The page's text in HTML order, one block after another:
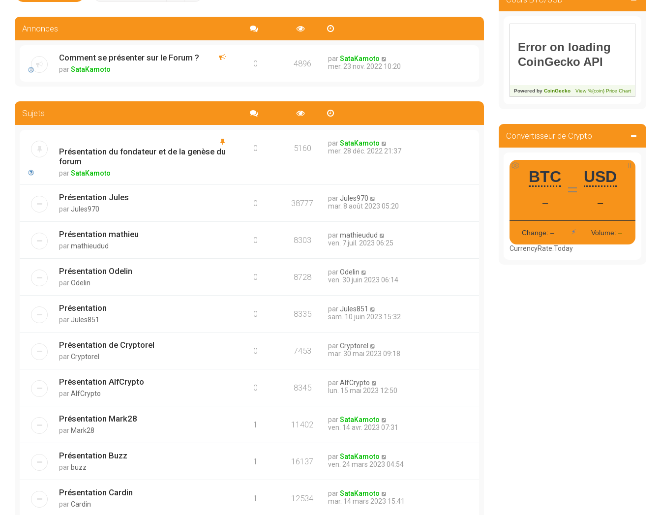
Annonces
Comment se présenter sur le Forum ?
parSataKamoto
0 4896 parSataKamoto
mer. 23 nov. 2022 10:20
Sujets
Présentation du fondateur et de la genèse du
forum
parSataKamoto
0 5160 parSataKamoto
mer. 28 déc. 2022 21:37
Présentation Jules
par Jules970
0 38777 par Jules970
mar. 8 août 2023 05:20
Présentation mathieu
parmathieudud
0 8303 parmathieudud
ven. 7 juil. 2023 06:25
Présentation Odelin
parOdelin
0 8728 parOdelin
ven. 30 juin 2023 06:14
Présentation
par Jules851
0 8335 par Jules851
sam. 10 juin 2023 15:32
Présentation de Cryptorel
parCryptorel
0 7453 parCryptorel
mar. 30 mai 2023 09:18
Présentation AlfCrypto
parAlfCrypto
0 8345 parAlfCrypto
lun. 15 mai 2023 12:50
Présentation Mark28
par Mark28
1 11402 parSataKamoto
ven. 14 avr. 2023 07:31
Présentation Buzz
par buzz
1 16137 parSataKamoto
ven. 24 mars 2023 04:54
Présentation Cardin
parCardin
1 12534 parSataKamoto
mar. 14 mars 2023 15:41
Convertisseur de Crypto
CurrencyRate.Today